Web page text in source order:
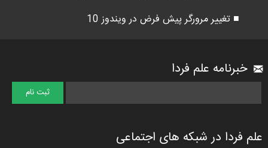
■ تغییر مرورگر پیش فرض در ویندوز 10
خبرنامه علم فردا
علم فردا در شبکه های اجتماعی